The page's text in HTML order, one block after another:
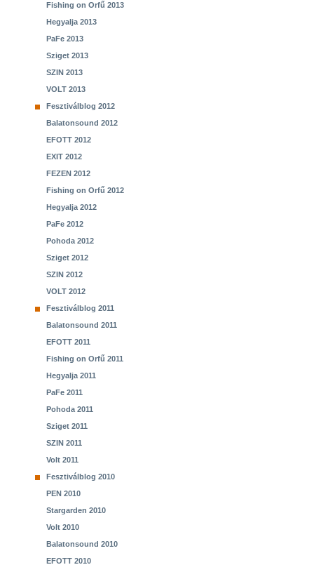
Fishing on Orfű 2013
Hegyalja 2013
PaFe 2013
Sziget 2013
SZIN 2013
VOLT 2013
Fesztiválblog 2012
Balatonsound 2012
EFOTT 2012
EXIT 2012
FEZEN 2012
Fishing on Orfű 2012
Hegyalja 2012
PaFe 2012
Pohoda 2012
Sziget 2012
SZIN 2012
VOLT 2012
Fesztiválblog 2011
Balatonsound 2011
EFOTT 2011
Fishing on Orfű 2011
Hegyalja 2011
PaFe 2011
Pohoda 2011
Sziget 2011
SZIN 2011
Volt 2011
Fesztiválblog 2010
PEN 2010
Stargarden 2010
Volt 2010
Balatonsound 2010
EFOTT 2010